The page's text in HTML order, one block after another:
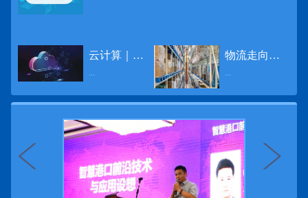
云计算｜边缘计算将为物联网行业带来巨大增长
...
物流走向未来的“魔法师”
...